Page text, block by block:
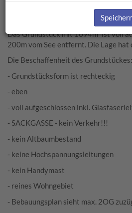
Traumgrundstück am
Das Grundstück mit 1094m² ist voll
200m vom See entfernt. Die Lage
Die Beschaffenheit des Grundstückes:
- Grundstücksform ist rechteckig
- eben
- voll aufgeschlossen inkl.
- SACKGASSE - kein Verkehr!!!
- kein Altbaumbestand
- keine Hochspannungsleitungen
- kein Handymast
- reines Wohngebiet
- Bebauungsplan sieht max. 2OG